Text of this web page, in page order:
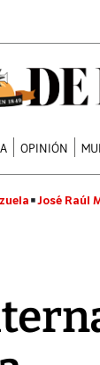
OPINIÓN
José Raúl